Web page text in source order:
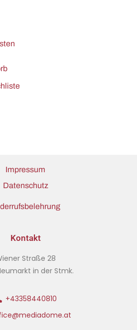
Impressum
Datenschutz
Kontakt
Straße 28
in der Stmk.
+43358440810